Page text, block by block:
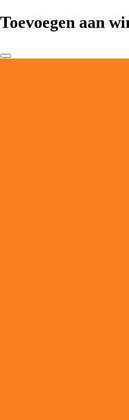
Toevoegen aan